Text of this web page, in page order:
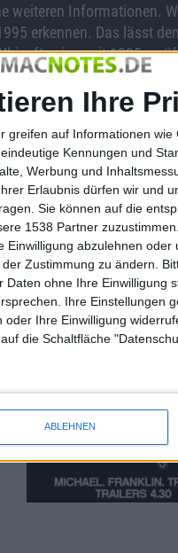
Ihre
greifen auf Informationen
Kennungen und
Werbung und
Erlaubnis dürfen wir und
Sie können auf die
1538 Partner
Einwilligung abzulehnen
Zustimmung zu ändern.
ohne Ihre Einwilligung
Ihre Einstellungen
Ihre Einwilligung
die Schaltfläche
ABLEHNEN
weiteren Informationen.
erkennen. Das lässt
seinerzeit 1995
nur 16 Sekunden dauert.
Neue kostenlose
Neuer Trailer zu GTA
am 30. April 2013